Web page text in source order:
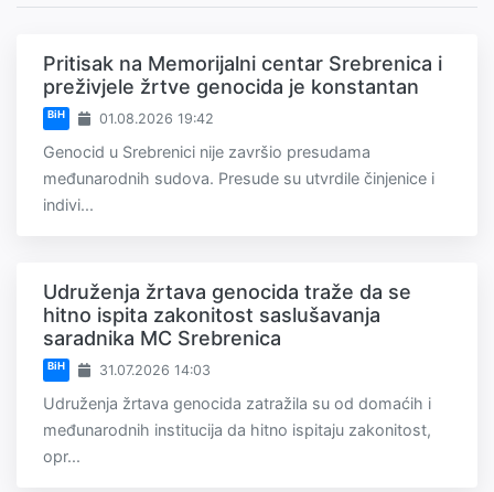
Pritisak na Memorijalni centar Srebrenica i
preživjele žrtve genocida je konstantan
BiH 01.08.2026 19:42
Genocid u Srebrenici nije završio presudama
međunarodnih sudova. Presude su utvrdile činjenice i
indivi...
Udruženja žrtava genocida traže da se
hitno ispita zakonitost saslušavanja
saradnika MC Srebrenica
BiH 31.07.2026 14:03
Udruženja žrtava genocida zatražila su od domaćih i
međunarodnih institucija da hitno ispitaju zakonitost,
opr...